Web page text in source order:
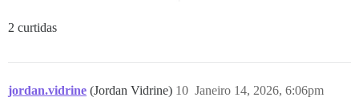
2 curtidas
jordan.vidrine (Jordan Vidrine) Janeiro 14, 2026, 6:06pm
10